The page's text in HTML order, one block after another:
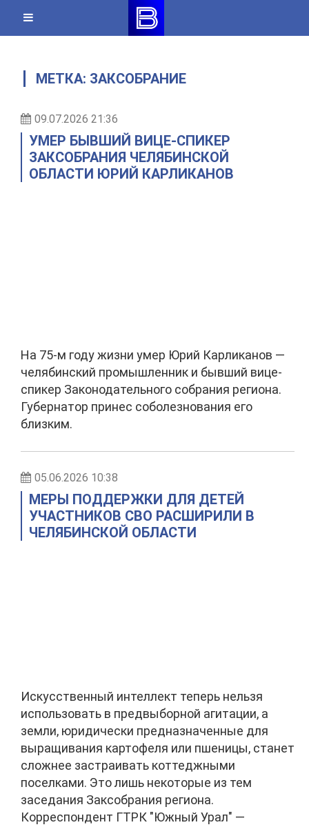
content
МЕТКА: ЗАКСОБРАНИЕ
09.07.2026 21:36
УМЕР БЫВШИЙ ВИЦЕ-СПИКЕР
ЗАКСОБРАНИЯ ЧЕЛЯБИНСКОЙ
ОБЛАСТИ ЮРИЙ КАРЛИКАНОВ
На 75-м году жизни умер Юрий Карликанов —
челябинский промышленник и бывший вице-
спикер Законодательного собрания региона.
Губернатор принес соболезнования его
близким.
05.06.2026 10:38
МЕРЫ ПОДДЕРЖКИ ДЛЯ ДЕТЕЙ
УЧАСТНИКОВ СВО РАСШИРИЛИ В
ЧЕЛЯБИНСКОЙ ОБЛАСТИ
Искусственный интеллект теперь нельзя
использовать в предвыборной агитации, а
земли, юридически предназначенные для
выращивания картофеля или пшеницы, станет
сложнее застраивать коттеджными
поселками. Это лишь некоторые из тем
заседания Заксобрания региона.
Корреспондент ГТРК "Южный Урал" —